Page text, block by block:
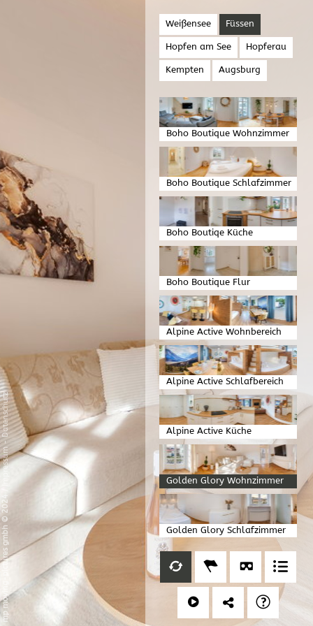
Weißensee Füssen
Hopfen am See Hopferau
Kempten Augsburg
Boho Boutique Wohnzimmer
Boho Boutique Schlafzimmer
Boho Boutiqe Küche
Boho Boutique Flur
Alpine Active Wohnbereich
Alpine Active Schlafbereich
Alpine Active Küche
Golden Glory Wohnzimmer
Golden Glory Schlafzimmer
mp moving-pictures gmbh © 2024
Impressum
-
Datenschutz